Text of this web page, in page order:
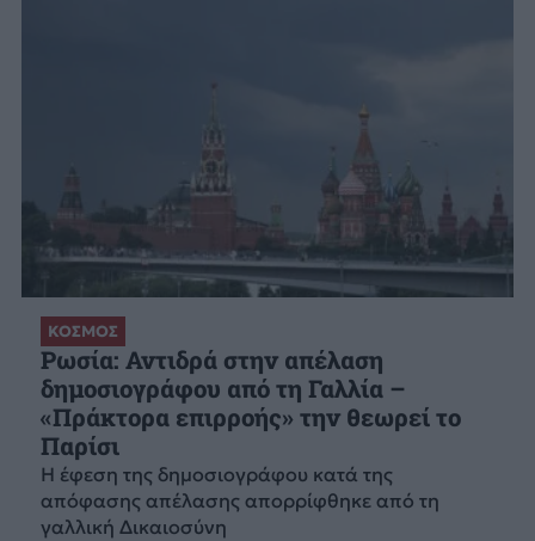
ΚΟΣΜΟΣ
Ρωσία: Αντιδρά στην απέλαση
δημοσιογράφου από τη Γαλλία –
«Πράκτορα επιρροής» την θεωρεί το
Παρίσι
Η έφεση της δημοσιογράφου κατά της
απόφασης απέλασης απορρίφθηκε από τη
γαλλική Δικαιοσύνη